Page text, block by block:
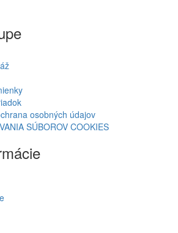
osobných údajov
SÚBOROV COOKIES